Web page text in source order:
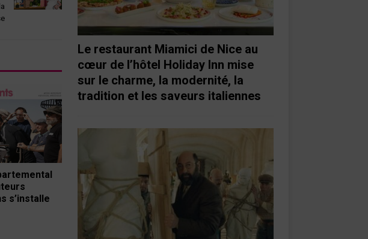
s’installe
Le restaurant Miamici de Nice au
cœur de l’hôtel Holiday Inn mise
sur le charme, la modernité, la
tradition et les saveurs italiennes